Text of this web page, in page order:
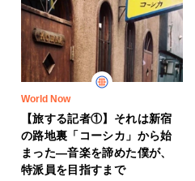
World Now
【旅する記者①】それは新宿
の路地裏「コーシカ」から始
まった―音楽を諦めた僕が、
特派員を目指すまで